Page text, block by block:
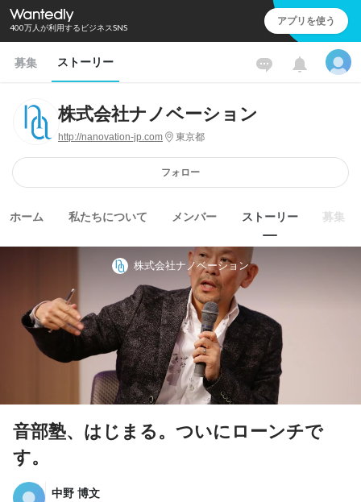
400万人が利用するビジネスSNS アプリを使う
募集 ストーリー
株式会社ナノベーション
http://nanovation-jp.com 東京都
フォロー
ホーム 私たちについて メンバー ストーリー 募集
株式会社ナノベーション
音部塾、はじまる。ついにローンチで
す。
中野 博文